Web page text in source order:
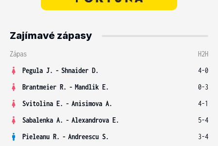
Zajímavé zápasy
Zápas
H2H
Pegula J. - Shnaider D.
4-0
Brantmeier R. - Mandlik E.
0-3
Svitolina E. - Anisimova A.
4-1
Sabalenka A. - Alexandrova E.
5-4
Pieleanu R. - Andreescu S.
3-4